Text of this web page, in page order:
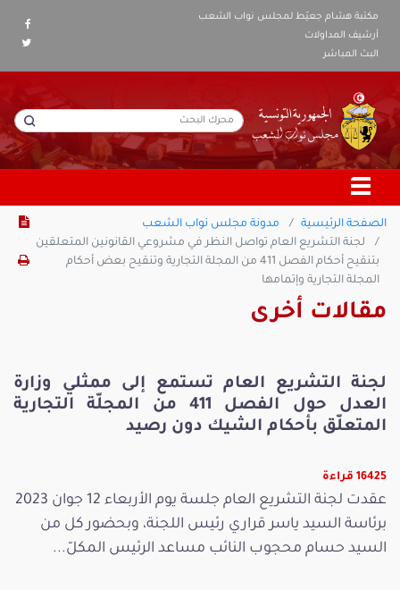
مكتبة هشام جعيّط لمجلس نواب الشعب
أرشيف المداولات
البث المباشر
الصفحة الرئيسية
مدونة مجلس نواب الشعب
لجنة التشريع العام تواصل النظر في مشروعي القانونين المتعلقين
بتنقيح أحكام الفصل 411 من المجلة التجارية وتنقيح بعض أحكام
المجلة التجارية وإتمامها
مقالات أخرى
لجنة التشريع العام تستمع إلى ممثلي وزارة
العدل حول الفصل 411 من المجلّة التجارية
المتعلّق بأحكام الشيك دون رصيد
16425 قراءة
عقدت لجنة التشريع العام جلسة يوم الأربعاء 12 جوان 2023
برئاسة السيد ياسر قراري رئيس اللجنة، وبحضور كل من
السيد حسام محجوب النائب مساعد الرئيس المكلّ...